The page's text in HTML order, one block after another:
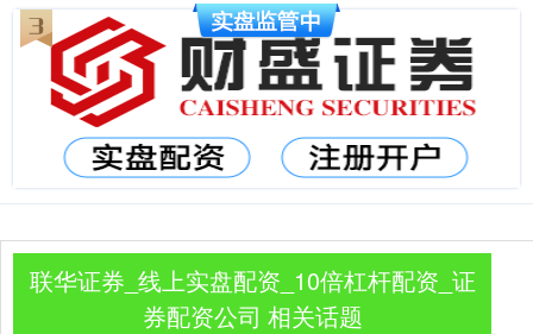
联华证券_线上实盘配资_10倍杠杆配资_证
券配资公司 相关话题